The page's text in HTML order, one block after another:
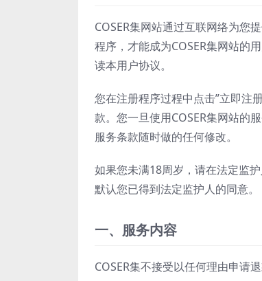
COSER集网站通过互联网络为您
程序，才能成为COSER集网站的
读本用户协议。
您在注册程序过程中点击”立即注
款。您一旦使用COSER集网站的
服务条款随时做的任何修改。
如果您未满18周岁，请在法定监
默认您已得到法定监护人的同意。
一、服务内容
COSER集不接受以任何理由申请